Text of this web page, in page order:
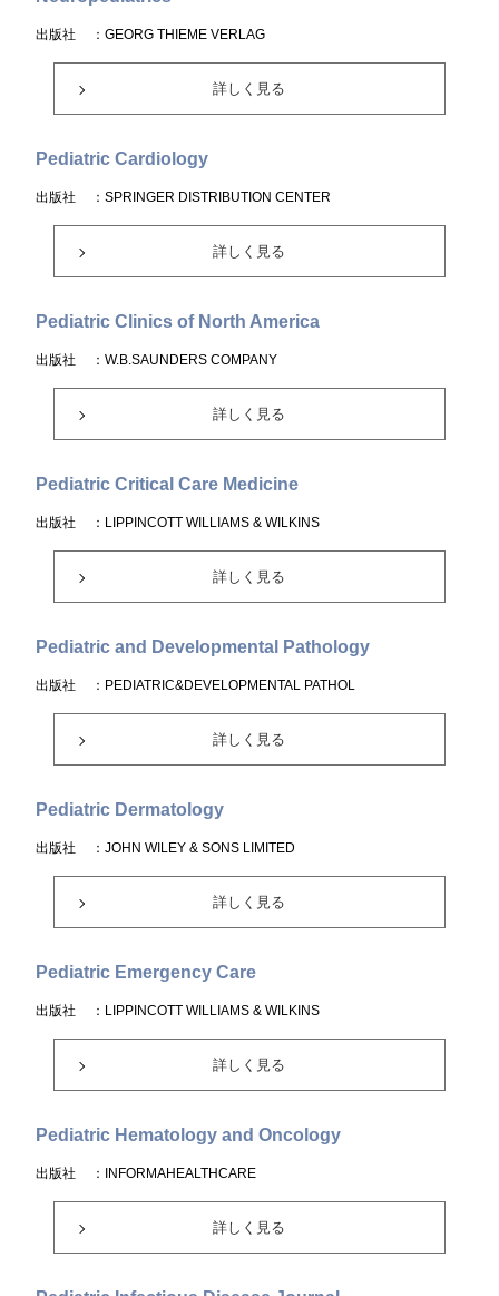
出版社 ：GEORG THIEME VERLAG
詳しく見る
Pediatric Cardiology
出版社 ：SPRINGER DISTRIBUTION CENTER
詳しく見る
Pediatric Clinics of North America
出版社 ：W.B.SAUNDERS COMPANY
詳しく見る
Pediatric Critical Care Medicine
出版社 ：LIPPINCOTT WILLIAMS & WILKINS
詳しく見る
Pediatric and Developmental Pathology
出版社 ：PEDIATRIC&DEVELOPMENTAL PATHOL
詳しく見る
Pediatric Dermatology
出版社 ：JOHN WILEY & SONS LIMITED
詳しく見る
Pediatric Emergency Care
出版社 ：LIPPINCOTT WILLIAMS & WILKINS
詳しく見る
Pediatric Hematology and Oncology
出版社 ：INFORMAHEALTHCARE
詳しく見る